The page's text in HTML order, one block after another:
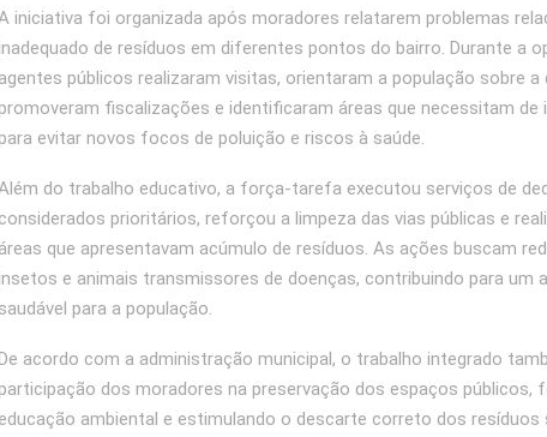
iniciativa foi organizada após moradores relatarem problemas
de resíduos em diferentes pontos do bairro. Durante a
agentes públicos realizaram visitas, orientaram a população sobre
fiscalizações e identificaram áreas que necessitam de
evitar novos focos de poluição e riscos à saúde.
do trabalho educativo, a força-tarefa executou serviços de
considerados prioritários, reforçou a limpeza das vias públicas e
áreas que apresentavam acúmulo de resíduos. As ações buscam
e animais transmissores de doenças, contribuindo para um
saudável para a população.
acordo com a administração municipal, o trabalho integrado
dos moradores na preservação dos espaços públicos,
educação ambiental e estimulando o descarte correto dos